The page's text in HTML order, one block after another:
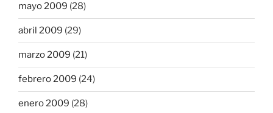
mayo 2009 (28)
abril 2009 (29)
marzo 2009 (21)
febrero 2009 (24)
enero 2009 (28)